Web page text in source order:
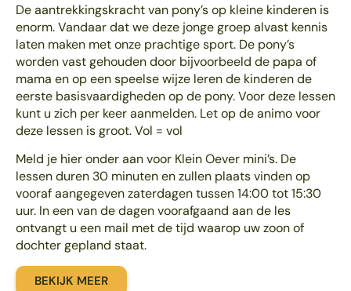
De aantrekkingskracht van pony’s op kleine kinderen is
enorm. Vandaar dat we deze jonge groep alvast kennis
laten maken met onze prachtige sport. De pony’s
worden vast gehouden door bijvoorbeeld de papa of
mama en op een speelse wijze leren de kinderen de
eerste basisvaardigheden op de pony. Voor deze lessen
kunt u zich per keer aanmelden. Let op de animo voor
deze lessen is groot. Vol = vol
Meld je hier onder aan voor Klein Oever mini’s. De
lessen duren 30 minuten en zullen plaats vinden op
vooraf aangegeven zaterdagen tussen 14:00 tot 15:30
uur. In een van de dagen voorafgaand aan de les
ontvangt u een mail met de tijd waarop uw zoon of
dochter gepland staat.
BEKIJK MEER